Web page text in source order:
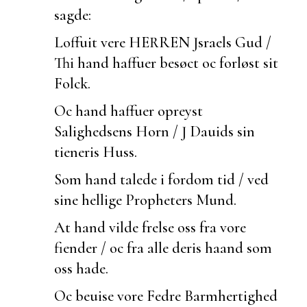
sagde:
Loffuit vere HERREN Jsraels Gud /
Thi hand haffuer besøct oc forløst sit
Folck.
Oc hand haffuer opreyst
Salighedsens Horn / J Dauids sin
tieneris Huss.
Som hand talede i fordom tid / ved
sine hellige Propheters Mund.
At hand vilde frelse oss fra vore
fiender / oc fra alle deris haand som
oss hade.
Ocbeuise vore Fedre Barmhertighed